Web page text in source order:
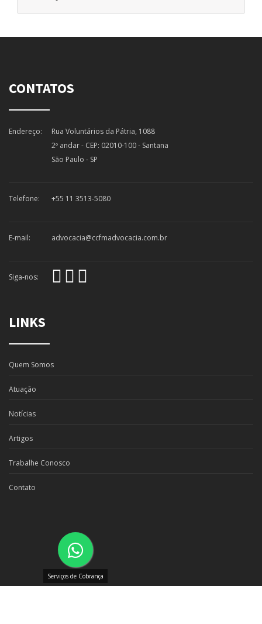
CONTATOS
Endereço:
Rua Voluntários da Pátria, 1088
2º andar - CEP: 02010-100 - Santana
São Paulo - SP
Telefone: +55 11 3513-5080
E-mail: advocacia@ccfmadvocacia.com.br
Siga-nos:
LINKS
Quem Somos
Atuação
Notícias
Artigos
Trabalhe Conosco
Contato
Serviços de Cobrança